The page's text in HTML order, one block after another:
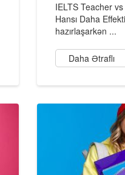
IELTS Teacher
Hansı Daha
hazırlaşarkən ...
Daha Ətraflı